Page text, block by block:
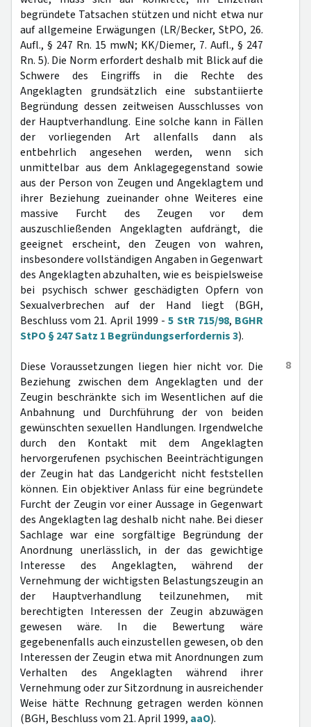
begründete Tatsachen stützen und nicht etwa nur
auf allgemeine Erwägungen (LR/Becker, StPO, 26.
Aufl., § 247 Rn. 15 mwN; KK/Diemer, 7. Aufl., § 247
Rn. 5). Die Norm erfordert deshalb mit Blick auf die
Schwere des Eingriffs in die Rechte des
Angeklagten grundsätzlich eine substantiierte
Begründung dessen zeitweisen Ausschlusses von
der Hauptverhandlung. Eine solche kann in Fällen
der vorliegenden Art allenfalls dann als
entbehrlich angesehen werden, wenn sich
unmittelbar aus dem Anklagegegenstand sowie
aus der Person von Zeugen und Angeklagtem und
ihrer Beziehung zueinander ohne Weiteres eine
massive Furcht des Zeugen vor dem
auszuschließenden Angeklagten aufdrängt, die
geeignet erscheint, den Zeugen von wahren,
insbesondere vollständigen Angaben in Gegenwart
des Angeklagten abzuhalten, wie es beispielsweise
bei psychisch schwer geschädigten Opfern von
Sexualverbrechen auf der Hand liegt (BGH,
Beschluss vom 21. April 1999 -5 StR 715/98, BGHR
StPO § 247 Satz 1 Begründungserfordernis 3).
8
Diese Voraussetzungen liegen hier nicht vor. Die
Beziehung zwischen dem Angeklagten und der
Zeugin beschränkte sich im Wesentlichen auf die
Anbahnung und Durchführung der von beiden
gewünschten sexuellen Handlungen. Irgendwelche
durch den Kontakt mit dem Angeklagten
hervorgerufenen psychischen Beeinträchtigungen
der Zeugin hat das Landgericht nicht feststellen
können. Ein objektiver Anlass für eine begründete
Furcht der Zeugin vor einer Aussage in Gegenwart
des Angeklagten lag deshalb nicht nahe. Bei dieser
Sachlage war eine sorgfältige Begründung der
Anordnung unerlässlich, in der das gewichtige
Interesse des Angeklagten, während der
Vernehmung der wichtigsten Belastungszeugin an
der Hauptverhandlung teilzunehmen, mit
berechtigten Interessen der Zeugin abzuwägen
gewesen wäre. In die Bewertung wäre
gegebenenfalls auch einzustellen gewesen, ob den
Interessen der Zeugin etwa mit Anordnungen zum
Verhalten des Angeklagten während ihrer
Vernehmung oder zur Sitzordnung in ausreichender
Weise hätte Rechnung getragen werden können
(BGH, Beschluss vom 21. April 1999, aaO).